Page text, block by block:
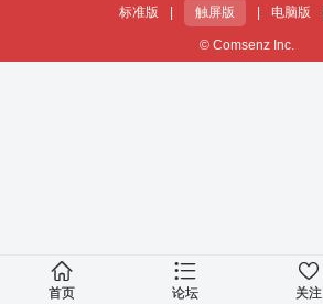
标准版 触屏版 电脑版
© Comsenz Inc.
首页 论坛 关注